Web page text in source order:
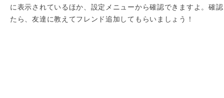
に表示されているほか、設定メニューから確認できますよ。確
たら、友達に教えてフレンド追加してもらいましょう！